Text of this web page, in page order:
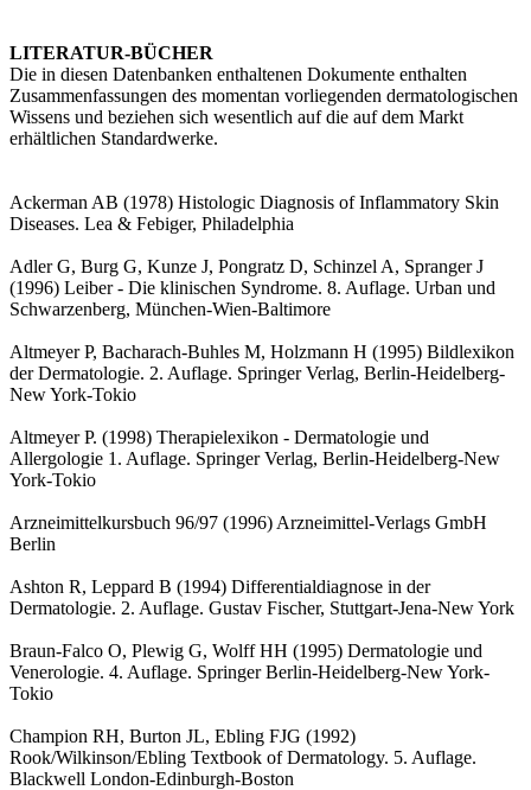
LITERATUR-BÜCHER
Die in diesen Datenbanken enthaltenen Dokumente enthalten
Zusammenfassungen des momentan vorliegenden dermatologischen
Wissens und beziehen sich wesentlich auf die auf dem Markt
erhältlichen Standardwerke.
Ackerman AB (1978) Histologic Diagnosis of Inflammatory Skin
Diseases. Lea & Febiger, Philadelphia
Adler G, Burg G, Kunze J, Pongratz D, Schinzel A, Spranger J
(1996) Leiber - Die klinischen Syndrome. 8. Auflage. Urban und
Schwarzenberg, München-Wien-Baltimore
Altmeyer P, Bacharach-Buhles M, Holzmann H (1995) Bildlexikon
der Dermatologie. 2. Auflage. Springer Verlag, Berlin-Heidelberg-
New York-Tokio
Altmeyer P. (1998) Therapielexikon - Dermatologie und
Allergologie 1. Auflage. Springer Verlag, Berlin-Heidelberg-New
York-Tokio
Arzneimittelkursbuch 96/97 (1996) Arzneimittel-Verlags GmbH
Berlin
Ashton R, Leppard B (1994) Differentialdiagnose in der
Dermatologie. 2. Auflage. Gustav Fischer, Stuttgart-Jena-New York
Braun-Falco O, Plewig G, Wolff HH (1995) Dermatologie und
Venerologie. 4. Auflage. Springer Berlin-Heidelberg-New York-
Tokio
Champion RH, Burton JL, Ebling FJG (1992)
Rook/Wilkinson/Ebling Textbook of Dermatology. 5. Auflage.
Blackwell London-Edinburgh-Boston